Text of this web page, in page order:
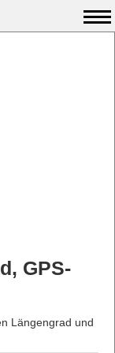
GPS-
Längengrad und